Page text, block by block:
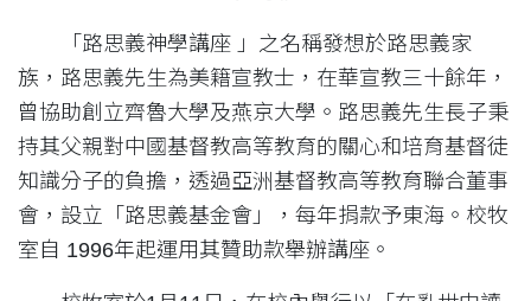
「路思義神學講座 」之名稱發想於路思義家
族，路思義先生為美籍宣教士，在華宣教三十餘年，
曾協助創立齊魯大學及燕京大學。路思義先生長子秉
持其父親對中國基督教高等教育的關心和培育基督徒
知識分子的負擔，透過亞洲基督教高等教育聯合董事
會，設立「路思義基金會」，每年捐款予東海。校牧
室自 1996年起運用其贊助款舉辦講座。